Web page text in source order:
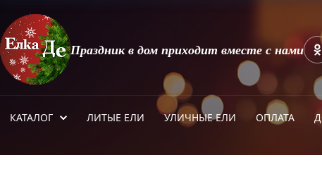
Праздник в дом приходит вместе с нами
КАТАЛОГ ЛИТЫЕ ЕЛИ УЛИЧНЫЕ ЕЛИ ОПЛАТА